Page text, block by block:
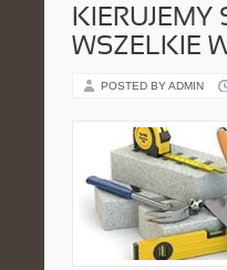
WSZELKIE
POSTED BY ADMIN